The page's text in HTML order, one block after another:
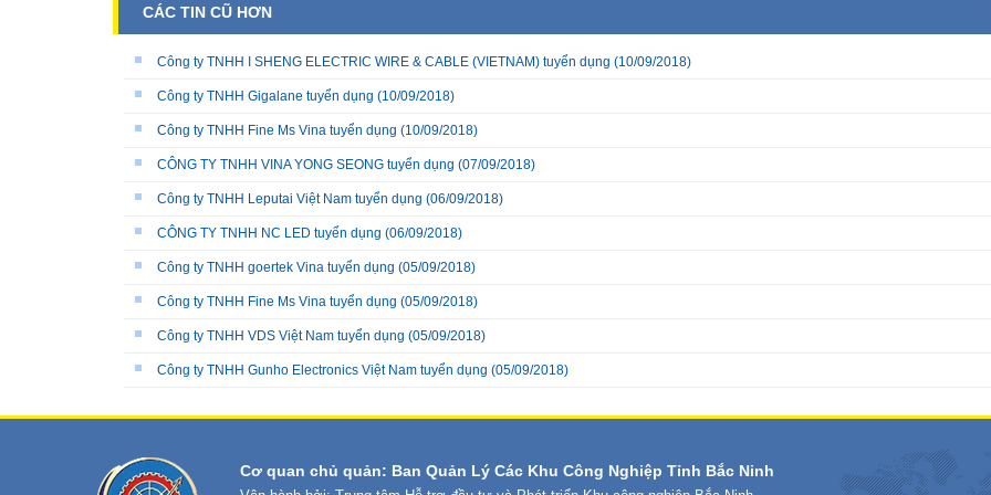
CÁC TIN CŨ HƠN
Công ty TNHH I SHENG ELECTRIC WIRE & CABLE (VIETNAM) tuyển dụng (10/09/2018)
Công ty TNHH Gigalane tuyển dụng (10/09/2018)
Công ty TNHH Fine Ms Vina tuyển dụng (10/09/2018)
CÔNG TY TNHH VINA YONG SEONG tuyển dụng (07/09/2018)
Công ty TNHH Leputai Việt Nam tuyển dụng (06/09/2018)
CÔNG TY TNHH NC LED tuyển dụng (06/09/2018)
Công ty TNHH goertek Vina tuyển dụng (05/09/2018)
Công ty TNHH Fine Ms Vina tuyển dụng (05/09/2018)
Công ty TNHH VDS Việt Nam tuyển dụng (05/09/2018)
Công ty TNHH Gunho Electronics Việt Nam tuyển dụng (05/09/2018)
Cơ quan chủ quản: Ban Quản Lý Các Khu Công Nghiệp Tỉnh Bắc Ninh